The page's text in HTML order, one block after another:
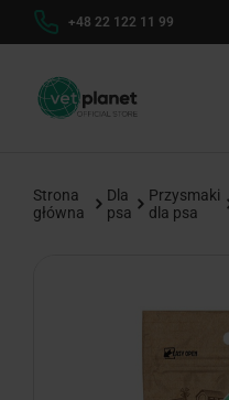
+48 22 122 11 99
Strona
główna
Dla
psa
Przysmaki
dla psa